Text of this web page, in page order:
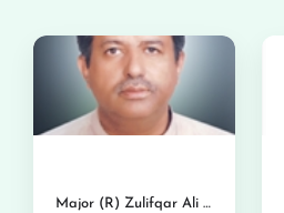
Major (R) Zulifqar Ali Gondal